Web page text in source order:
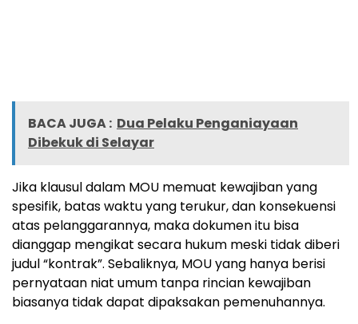
BACA JUGA : Dua Pelaku Penganiayaan
Dibekuk di Selayar
Jika klausul dalam MOU memuat kewajiban yang
spesifik, batas waktu yang terukur, dan konsekuensi
atas pelanggarannya, maka dokumen itu bisa
dianggap mengikat secara hukum meski tidak diberi
judul “kontrak”. Sebaliknya, MOU yang hanya berisi
pernyataan niat umum tanpa rincian kewajiban
biasanya tidak dapat dipaksakan pemenuhannya.